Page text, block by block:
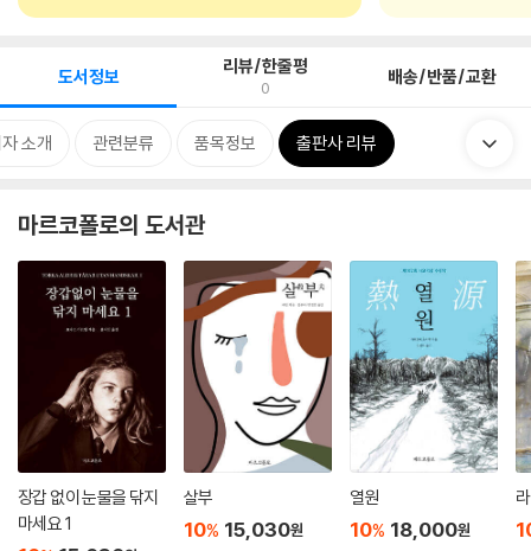
도서정보 리뷰/한줄평
0 배송/반품/교환
소개 관련분류 품목정보 출판사 리뷰
마르코폴로의 도서관
장갑 없이 눈물을 닦지
마세요 1
살부
10% 15,030원
열원
10% 18,000원